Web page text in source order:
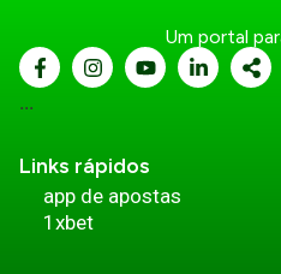
Um portal
...
Links rápidos
app de apostas
1xbet